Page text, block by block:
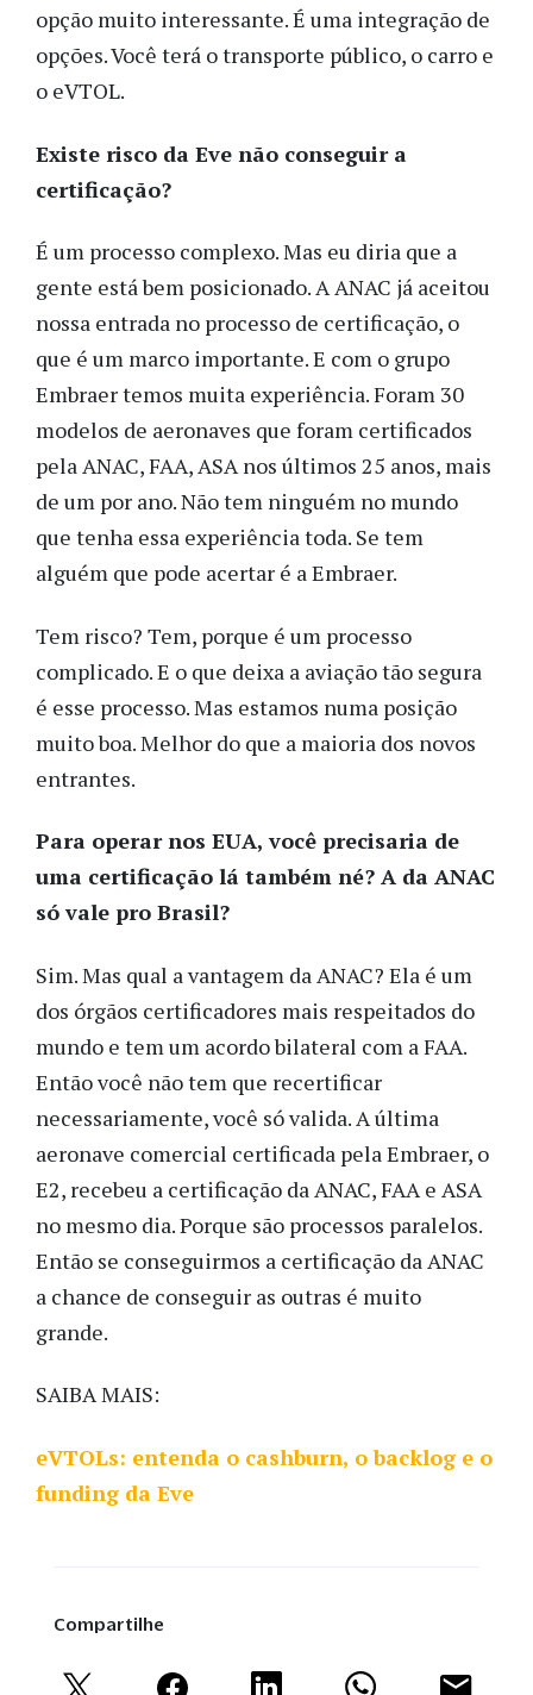
opção muito interessante. É uma integração de
opções. Você terá o transporte público, o carro e
o eVTOL.
Existe risco da Eve não conseguir a
certificação?
É um processo complexo. Mas eu diria que a
gente está bem posicionado. A ANAC já aceitou
nossa entrada no processo de certificação, o
que é um marco importante. E com o grupo
Embraer temos muita experiência. Foram 30
modelos de aeronaves que foram certificados
pela ANAC, FAA, ASA nos últimos 25 anos, mais
de um por ano. Não tem ninguém no mundo
que tenha essa experiência toda. Se tem
alguém que pode acertar é a Embraer.
Tem risco? Tem, porque é um processo
complicado. E o que deixa a aviação tão segura
é esse processo. Mas estamos numa posição
muito boa. Melhor do que a maioria dos novos
entrantes.
Para operar nos EUA, você precisaria de
uma certificação lá também né? A da ANAC
só vale pro Brasil?
Sim. Mas qual a vantagem da ANAC? Ela é um
dos órgãos certificadores mais respeitados do
mundo e tem um acordo bilateral com a FAA.
Então você não tem que recertificar
necessariamente, você só valida. A última
aeronave comercial certificada pela Embraer, o
E2, recebeu a certificação da ANAC, FAA e ASA
no mesmo dia. Porque são processos paralelos.
Então se conseguirmos a certificação da ANAC
a chance de conseguir as outras é muito
grande.
SAIBA MAIS:
eVTOLs: entenda o cashburn, o backlog e o
funding da Eve
Compartilhe